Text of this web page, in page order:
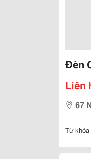
Đèn
Liên
67
Từ khóa